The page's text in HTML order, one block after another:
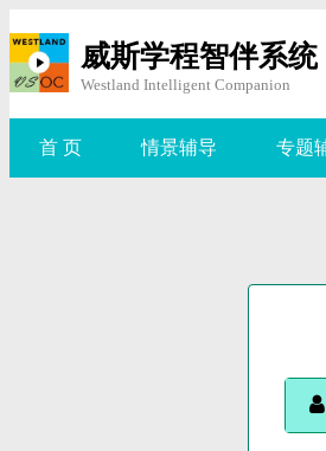
威斯学程智伴系统
Westland Intelligent Companion
首 页 情景辅导 专题